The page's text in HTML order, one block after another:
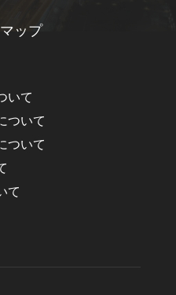
ップ
いて
ついて
ついて
て